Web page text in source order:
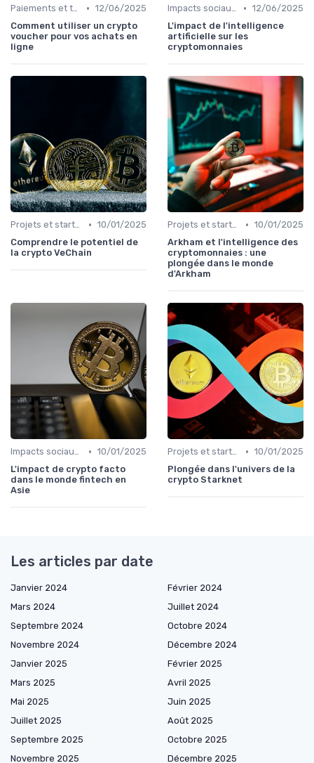
Paiements et transactions • 12/06/2025
Comment utiliser un crypto
voucher pour vos achats en
ligne
Impacts sociaux et économiques • 12/06/2025
L'impact de l'intelligence
artificielle sur les
cryptomonnaies
Projets et start-ups basés sur les cryptos • 10/01/2025
Comprendre le potentiel de
la crypto VeChain
Projets et start-ups basés sur les cryptos • 10/01/2025
Arkham et l'intelligence des
cryptomonnaies : une
plongée dans le monde
d'Arkham
Impacts sociaux et économiques • 10/01/2025
L'impact de crypto facto
dans le monde fintech en
Asie
Projets et start-ups basés sur les cryptos • 10/01/2025
Plongée dans l'univers de la
crypto Starknet
Les articles par date
Janvier 2024
Février 2024
Mars 2024
Juillet 2024
Septembre 2024
Octobre 2024
Novembre 2024
Décembre 2024
Janvier 2025
Février 2025
Mars 2025
Avril 2025
Mai 2025
Juin 2025
Juillet 2025
Août 2025
Septembre 2025
Octobre 2025
Novembre 2025
Décembre 2025